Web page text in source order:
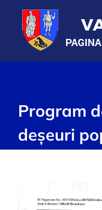
content
Program
deșeuri